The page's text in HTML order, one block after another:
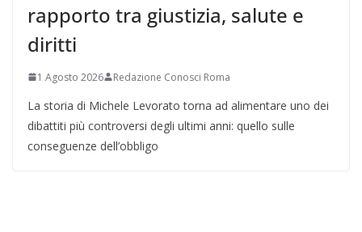
rapporto tra giustizia, salute e
diritti
1 Agosto 2026 Redazione Conosci Roma
La storia di Michele Levorato torna ad alimentare uno dei
dibattiti più controversi degli ultimi anni: quello sulle
conseguenze dell’obbligo